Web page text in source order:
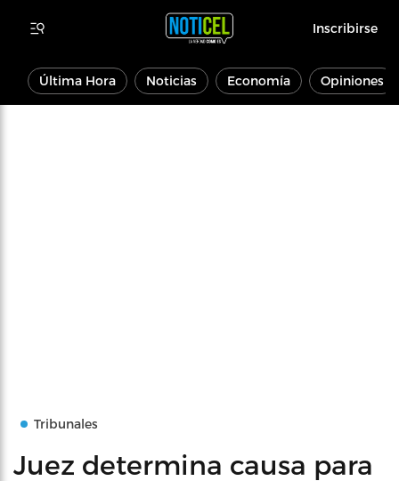
Inscribirse
Última Hora Noticias Economía Opiniones
Tribunales
Juez determina causa para